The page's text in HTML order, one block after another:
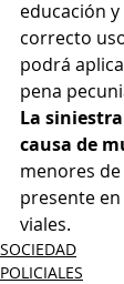
educación
correcto
podrá
pena
La
causa de
menores
presente
viales.
SOCIEDAD
POLICIALES